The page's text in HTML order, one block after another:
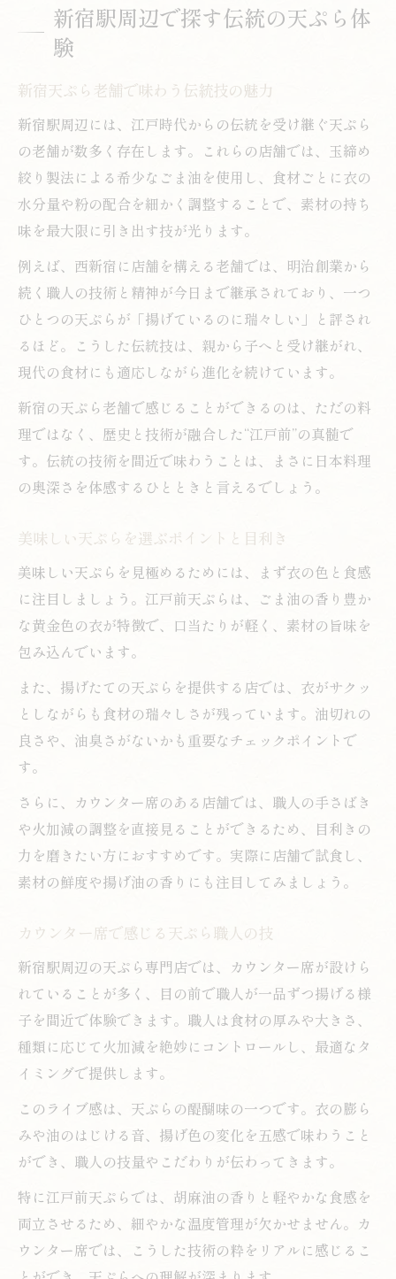
天ぷらの火加減が生むサクサク食感の秘密
新宿の天ぷら店で学ぶ揚げ方の極意
ごま油が引き立つ絶妙な火加減の技術
天ぷらの美味しさを決める温度管理とは
絶妙な火加減で味わう天ぷらの粋
揚げたて天ぷらの香りと火加減の関係
新宿天ぷらカウンターで感じる職人技
江戸前天ぷらの粋は火加減にあり
絶妙な火加減が引き出す旬食材の味
サクッとした衣に隠された温度調整の技
老舗の技術が冴える天ぷらに込めた思い
職人が守る江戸前天ぷらの技術と誇り
天ぷら職人が語る火加減へのこだわり
歴史ある天ぷら店と食文化の伝承
ごま油が引き出す江戸前天ぷらの魅力
天ぷらでごま油が選ばれる理由を解説
江戸前天ぷらにごま油を使う伝統とは
新宿の天ぷら店で体験するごま油の香り
ごま油と菜種油の違いと味の比較
ごま油の配合が天ぷらに与える影響
関東大震災が天ぷら文化に与えた影響
老舗天ぷら店の復興とその歩み
江戸前天ぷらの伝統が守られた理由
震災後に変化した天ぷらの調理法
新宿駅周辺で探す伝統の天ぷら体
験
新宿天ぷら老舗で味わう伝統技の魅力
新宿駅周辺には、江戸時代からの伝統を受け継ぐ天ぷら
の老舗が数多く存在します。これらの店舗では、玉締め
絞り製法による希少なごま油を使用し、食材ごとに衣の
水分量や粉の配合を細かく調整することで、素材の持ち
味を最大限に引き出す技が光ります。
例えば、西新宿に店舗を構える老舗では、明治創業から
続く職人の技術と精神が今日まで継承されており、一つ
ひとつの天ぷらが「揚げているのに瑞々しい」と評され
るほど。こうした伝統技は、親から子へと受け継がれ、
現代の食材にも適応しながら進化を続けています。
新宿の天ぷら老舗で感じることができるのは、ただの料
理ではなく、歴史と技術が融合した“江戸前”の真髄で
す。伝統の技術を間近で味わうことは、まさに日本料理
の奥深さを体感するひとときと言えるでしょう。
美味しい天ぷらを選ぶポイントと目利き
美味しい天ぷらを見極めるためには、まず衣の色と食感
に注目しましょう。江戸前天ぷらは、ごま油の香り豊か
な黄金色の衣が特徴で、口当たりが軽く、素材の旨味を
包み込んでいます。
また、揚げたての天ぷらを提供する店では、衣がサクッ
としながらも食材の瑞々しさが残っています。油切れの
良さや、油臭さがないかも重要なチェックポイントで
す。
さらに、カウンター席のある店舗では、職人の手さばき
や火加減の調整を直接見ることができるため、目利きの
力を磨きたい方におすすめです。実際に店舗で試食し、
素材の鮮度や揚げ油の香りにも注目してみましょう。
カウンター席で感じる天ぷら職人の技
新宿駅周辺の天ぷら専門店では、カウンター席が設けら
れていることが多く、目の前で職人が一品ずつ揚げる様
子を間近で体験できます。職人は食材の厚みや大きさ、
種類に応じて火加減を絶妙にコントロールし、最適なタ
イミングで提供します。
このライブ感は、天ぷらの醍醐味の一つです。衣の膨ら
みや油のはじける音、揚げ色の変化を五感で味わうこと
ができ、職人の技量やこだわりが伝わってきます。
特に江戸前天ぷらでは、胡麻油の香りと軽やかな食感を
両立させるため、細やかな温度管理が欠かせません。カ
ウンター席では、こうした技術の粋をリアルに感じるこ